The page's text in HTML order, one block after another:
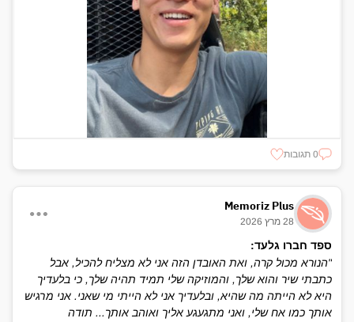
0 תגובות
Memoriz Plus
28 מרץ 2026
ספד חברו גלעד:
"הנורא מכול קרה, ואת האובדן הזה אני לא מצליח להכיל, אבל
כתבתי שיר והוא שלך, והמוזיקה שלי תמיד תהיה שלך, כי בלעדיך
היא לא הייתה מה שהיא, ובלעדיך אני לא הייתי מי שאני. אני מרגיש
אותך כמו אח שלי, ואני מתגעגע אליך ואוהב אותך... תודה